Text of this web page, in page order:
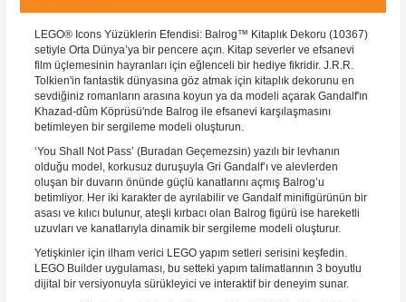
LEGO® Icons Yüzüklerin Efendisi: Balrog™ Kitaplık Dekoru (10367)
setiyle Orta Dünya’ya bir pencere açın. Kitap severler ve efsanevi
film üçlemesinin hayranları için eğlenceli bir hediye fikridir. J.R.R.
Tolkien'in fantastik dünyasına göz atmak için kitaplık dekorunu en
sevdiğiniz romanların arasına koyun ya da modeli açarak Gandalf'ın
Khazad-dûm Köprüsü'nde Balrog ile efsanevi karşılaşmasını
betimleyen bir sergileme modeli oluşturun.
‘You Shall Not Pass’ (Buradan Geçemezsin) yazılı bir levhanın
olduğu model, korkusuz duruşuyla Gri Gandalf’ı ve alevlerden
oluşan bir duvarın önünde güçlü kanatlarını açmış Balrog’u
betimliyor. Her iki karakter de ayrılabilir ve Gandalf minifigürünün bir
asası ve kılıcı bulunur, ateşli kırbacı olan Balrog figürü ise hareketli
uzuvları ve kanatlarıyla dinamik bir sergileme modeli oluşturur.
Yetişkinler için ilham verici LEGO yapım setleri serisini keşfedin.
LEGO Builder uygulaması, bu setteki yapım talimatlarının 3 boyutlu
dijital bir versiyonuyla sürükleyici ve interaktif bir deneyim sunar.